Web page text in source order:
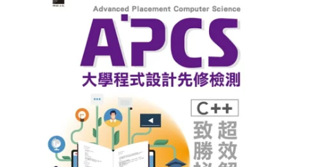
天天免運 美食蛋糕 養生保健
3C家電 運動休閒
男裝 化妝保養